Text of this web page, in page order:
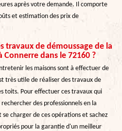
après votre demande. Il comporte
et estimation des prix de
travaux de démoussage de la
dans le 72160 ?
les maisons sont à effectuer de
très utile de réaliser des travaux de
toits. Pour effectuer ces travaux qui
des professionnels en la
charger de ces opérations et sachez
pour la garantie d'un meilleur